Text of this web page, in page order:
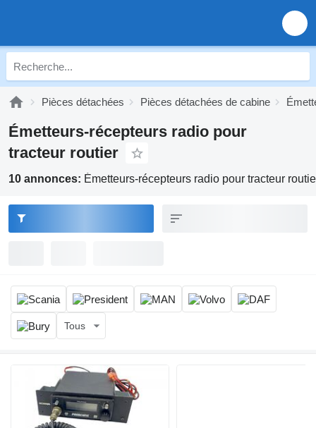
Pièces détachées Pièces détachées de cabine
Émetteurs-récepteurs radio pour
tracteur routier
10 annonces: Émetteurs-récepteurs radio pour tracteur
Tous